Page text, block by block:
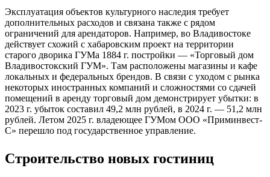
Эксплуатация объектов культурного наследия требует
дополнительных расходов и связана также с рядом
ограничений для арендаторов. Например, во Владивостоке
действует схожий с хабаровским проект на территории
старого дворика ГУМа 1884 г. постройки — «Торговый дом
Владивостокский ГУМ». Там расположены магазины и кафе
локальных и федеральных брендов. В связи с уходом с рынка
некоторых иностранных компаний и сложностями со сдачей
помещений в аренду торговый дом демонстрирует убытки: в
2023 г. убыток составил 49,2 млн рублей, в 2024 г. — 51,2 млн
рублей. Летом 2025 г. владеющее ГУМом ООО «Приминвест-
С» перешло под государственное управление.
Строительство новых гостиниц